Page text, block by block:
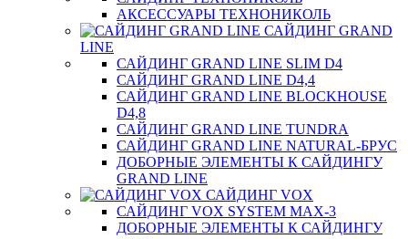
АКСЕССУАРЫ ТЕХНОНИКОЛЬ
САЙДИНГ GRAND
LINE
САЙДИНГ GRAND LINE SLIM D4
САЙДИНГ GRAND LINE D4,4
САЙДИНГ GRAND LINE BLOCKHOUSE
D4,8
САЙДИНГ GRAND LINE TUNDRA
САЙДИНГ GRAND LINE NATURAL-БРУС
ДОБОРНЫЕ ЭЛЕМЕНТЫ К САЙДИНГУ
GRAND LINE
САЙДИНГ VOX
САЙДИНГ VOX SYSTEM MAX-3
ДОБОРНЫЕ ЭЛЕМЕНТЫ К САЙДИНГУ